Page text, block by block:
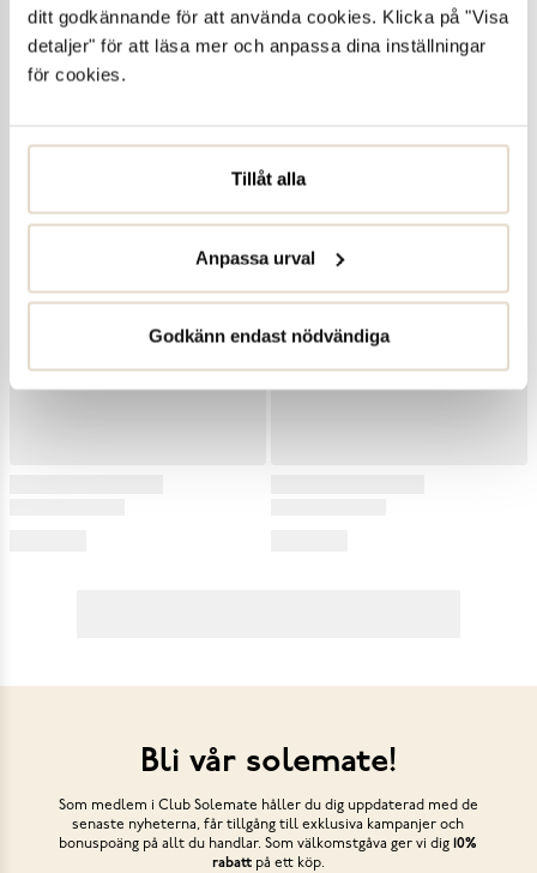
ditt godkännande för att använda cookies. Klicka på "Visa
detaljer" för att läsa mer och anpassa dina inställningar
för cookies.
Tillåt alla
Anpassa urval
Godkänn endast nödvändiga
Bli vår solemate!
Som medlem i Club Solemate håller du dig uppdaterad med de
senaste nyheterna, får tillgång till exklusiva kampanjer och
bonuspoäng på allt du handlar. Som välkomstgåva ger vi dig 10%
rabattpå ett köp.